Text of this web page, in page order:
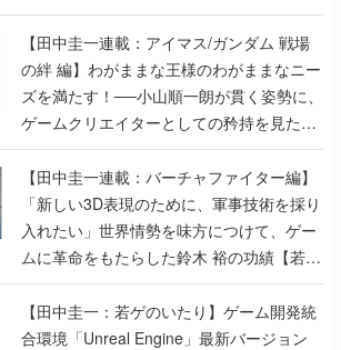
【田中圭一連載：アイマス/ガンダム 戦場
の絆 編】わがままな王様のわがままなニー
ズを満たす！──小山順一朗が貫く姿勢に、
ゲームクリエイターとしての矜持を見た
【若ゲのいたり最終回】
【田中圭一連載：バーチャファイター編】
「新しい3D表現のために、軍事技術を採り
入れたい」世界情勢を味方につけて、ゲー
ムに革命をもたらした鈴木 裕の功績【若ゲ
のいたり】
【田中圭一：若ゲのいたり】ゲーム開発統
合環境「Unreal Engine」最新バージョン